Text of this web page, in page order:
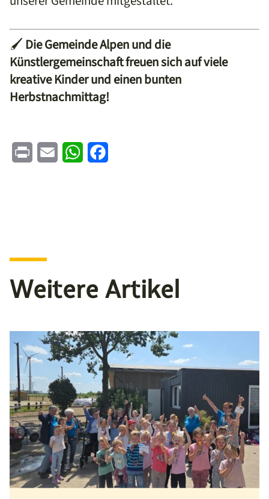
🖌️ Die Gemeinde Alpen und die
Künstlergemeinschaft freuen sich auf viele
kreative Kinder und einen bunten
Herbstnachmittag!
Print Email WhatsApp
Weitere Artikel